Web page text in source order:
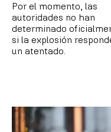
Por el momento, las
autoridades no han
determinado
si la explosión
un atentado.